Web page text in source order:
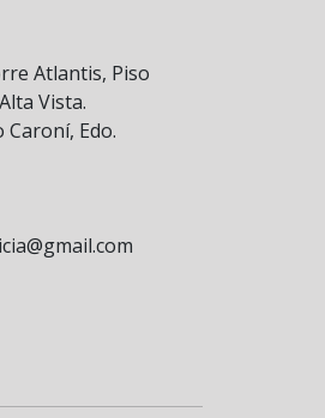
Atlantis, Piso
Vista.
Edo.